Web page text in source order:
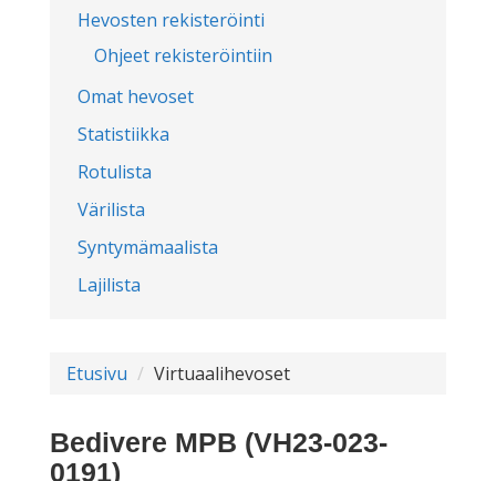
Hevosten rekisteröinti
Ohjeet rekisteröintiin
Omat hevoset
Statistiikka
Rotulista
Värilista
Syntymämaalista
Lajilista
Etusivu Virtuaalihevoset
Bedivere MPB (VH23-023-
0191)